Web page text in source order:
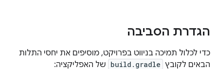
הגדרת הסביבה
כדי לכלול תמיכה בניווט בפרויקט, מוסיפים את יחסי התלות
הבאים לקובץ build.gradle של האפליקציה: